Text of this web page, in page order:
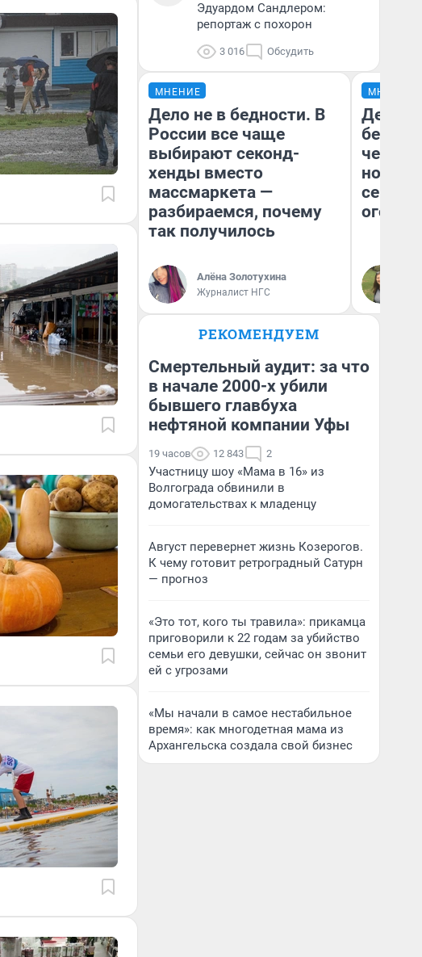
Эдуардом Сандлером:
репортаж с похорон
3 016 Обсудить
МНЕНИЕ
Дело не в бедности. В
России все чаще
выбирают секонд-
хенды вместо
массмаркета —
разбираемся, почему
так получилось
Алёна Золотухина
Журналист НГС
МНЕНИЕ
без
новый
сериал
огонь»
РЕКОМЕНДУЕМ
Смертельный аудит: за что
в начале 2000-х убили
бывшего главбуха
нефтяной компании Уфы
19 часов 12 843 2
Участницу шоу «Мама в 16» из
Волгограда обвинили в
домогательствах к младенцу
Август перевернет жизнь Козерогов.
К чему готовит ретроградный Сатурн
— прогноз
«Это тот, кого ты травила»: прикамца
приговорили к 22 годам за убийство
семьи его девушки, сейчас он звонит
ей с угрозами
«Мы начали в самое нестабильное
время»: как многодетная мама из
Архангельска создала свой бизнес